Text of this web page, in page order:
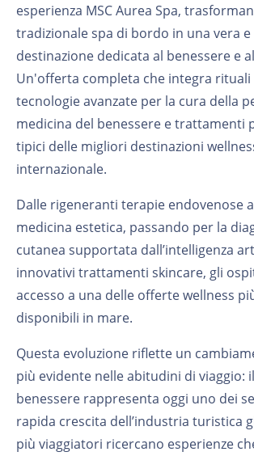
esperienza MSC Aurea Spa,
tradizionale spa di bordo in una vera
destinazione dedicata al benessere e
Un'offerta completa che integra rituali
tecnologie avanzate per la cura della
medicina del benessere e trattamenti
tipici delle migliori destinazioni
internazionale.
Dalle rigeneranti terapie endovenose
medicina estetica, passando per la
cutanea supportata dall’intelligenza
innovativi trattamenti skincare, gli
accesso a una delle offerte wellness
disponibili in mare.
Questa evoluzione riflette un
più evidente nelle abitudini di viaggio:
benessere rappresenta oggi uno dei
rapida crescita dell’industria turistica
più viaggiatori ricercano esperienze